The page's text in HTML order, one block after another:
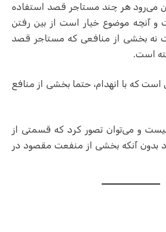
می‌رود هر چند مستاجر قصد استفاده
و آنچه موضوع خیار است از بین رفتن
بخشی از منافعی که مستاجر قصد
است.
است که با انهدام، حتما بخشی از منافع
و می‌توان تصور کرد که قسمتی از
بدون آنکه بخشی از منفعت مقصود در